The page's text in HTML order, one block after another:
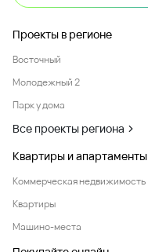
Проекты в регионе
Восточный
Молодежный 2
Парк у дома
Все проекты региона
Квартиры и апартаменты
Коммерческая недвижимость
Квартиры
Машино-места